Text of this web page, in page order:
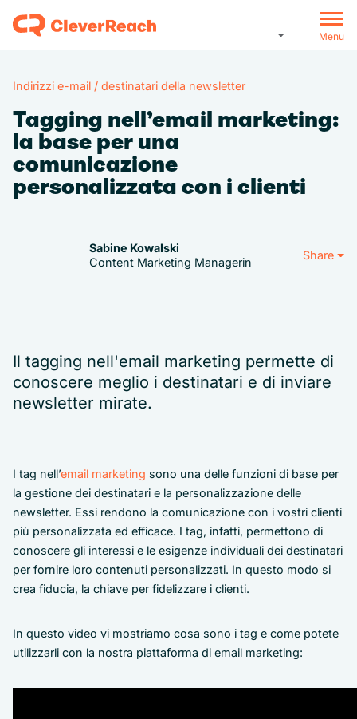
Menu
Indirizzi e-mail / destinatari della newsletter
Tagging nell’email marketing:
la base per una
comunicazione
personalizzata con i clienti
Sabine Kowalski
Content Marketing Managerin
Share
Il tagging nell'email marketing permette di
conoscere meglio i destinatari e di inviare
newsletter mirate.
I tag nell’email marketing sono una delle funzioni di base per
la gestione dei destinatari e la personalizzazione delle
newsletter. Essi rendono la comunicazione con i vostri clienti
più personalizzata ed efficace. I tag, infatti, permettono di
conoscere gli interessi e le esigenze individuali dei destinatari
per fornire loro contenuti personalizzati. In questo modo si
crea fiducia, la chiave per fidelizzare i clienti.
In questo video vi mostriamo cosa sono i tag e come potete
utilizzarli con la nostra piattaforma di email marketing: